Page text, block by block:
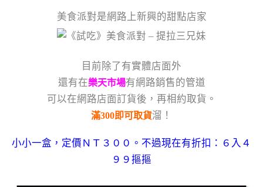
美食派對是網路上新興的甜點店家
目前除了有實體店面外
還有在樂天市場有網路銷售的管道
可以在網路店面訂貨後，再相約取貨。
滿300即可取貨溜！
小小一盒，定價ＮＴ３００。不過現在有折扣：６入４
９９摳摳